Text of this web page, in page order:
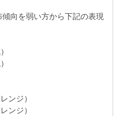
向を弱い方から下記の表現
ンジ）
ンジ）